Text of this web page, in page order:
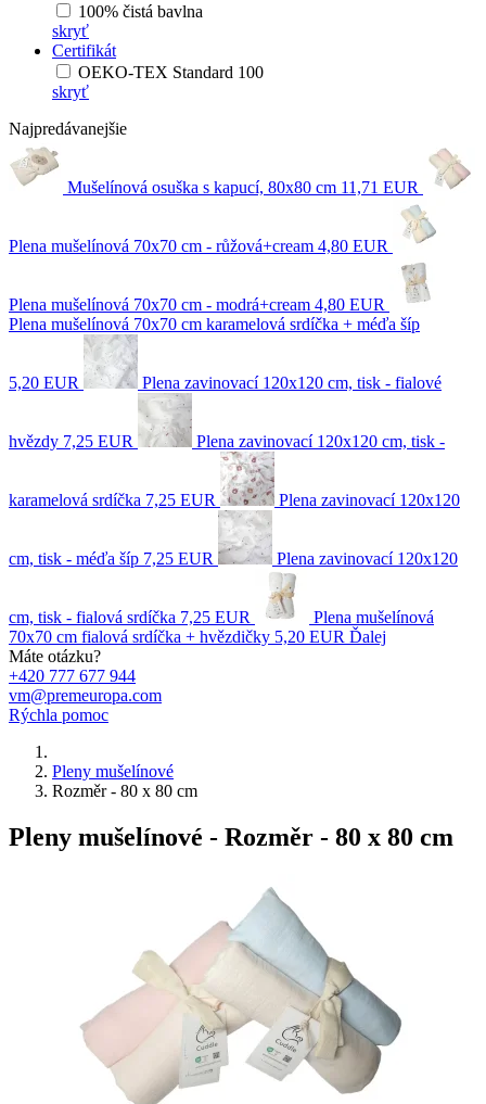
100% čistá bavlna
skryť
Certifikát
OEKO-TEX Standard 100
skryť
Najpredávanejšie
Mušelínová osuška s kapucí, 80x80 cm 11,71 EUR
Plena mušelínová 70x70 cm - růžová+cream 4,80 EUR
Plena mušelínová 70x70 cm - modrá+cream 4,80 EUR
Plena mušelínová 70x70 cm karamelová srdíčka + méďa šíp
5,20 EUR Plena zavinovací 120x120 cm, tisk - fialové
hvězdy 7,25 EUR Plena zavinovací 120x120 cm, tisk -
karamelová srdíčka 7,25 EUR Plena zavinovací 120x120
cm, tisk - méďa šíp 7,25 EUR Plena zavinovací 120x120
cm, tisk - fialová srdíčka 7,25 EUR
Plena mušelínová
70x70 cm fialová srdíčka + hvězdičky 5,20 EUR Ďalej
Máte otázku?
+420 777 677 944
vm@premeuropa.com
Rýchla pomoc
Pleny mušelínové
Rozměr - 80 x 80 cm
Pleny mušelínové - Rozměr - 80 x 80 cm